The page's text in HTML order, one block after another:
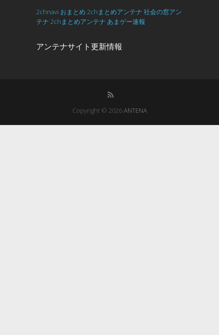
2chnavi おまとめ 2chまとめアンテナ 社会の窓アン
テナ 2chまとめアンテナ あまゲー速報
アンテナサイト更新情報
Copyright © 2026ANTENA